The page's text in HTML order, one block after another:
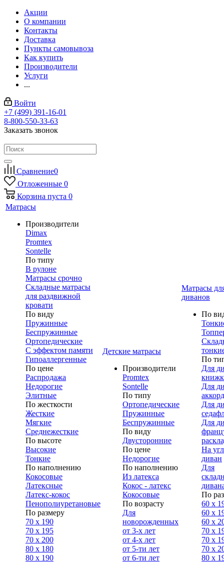
Акции
О компании
Контакты
Доставка
Пункты самовывоза
Как купить
Производители
Услуги
...
Войти
+7 (499) 391-16-01
8-800-550-33-63
Заказать звонок
Сравнение0
Отложенные 0
Корзина пуста 0
Матрасы
Производители
Dimax
Promtex
Sontelle
По типу
В рулоне
Матрасы срочно
Складные матрасы
для раздвижной
кровати
По виду
Пружинные
Беспружинные
Ортопедические
С эффектом памяти
Гипоаллергенные
По цене
Распродажа
Недорогие
Элитные
По жесткости
Жесткие
Мягкие
Среднежесткие
По высоте
Высокие
Тонкие
По наполнению
Кокосовые
Латексные
Латекс-кокос
Пенополиуретановые
По размеру
70 х 190
70 х 195
70 х 200
80 х 180
80 х 190
Детские матрасы
Производители
Promtex
Sontelle
По типу
Ортопедические
Пружинные
Беспружинные
По виду
Двусторонние
По цене
Недорогие
По наполнению
Из латекса
Кокос - латекс
Кокосовые
По возрасту
Для
новорожденных
от 3-х лет
от 4-х лет
от 5-ти лет
от 6-ти лет
Матрасы
диванов
По
По
Для
Для
Для
Для
На
диван
Для
По
60 х
60 х
60 х
70 x
70 х
70 x
80 x